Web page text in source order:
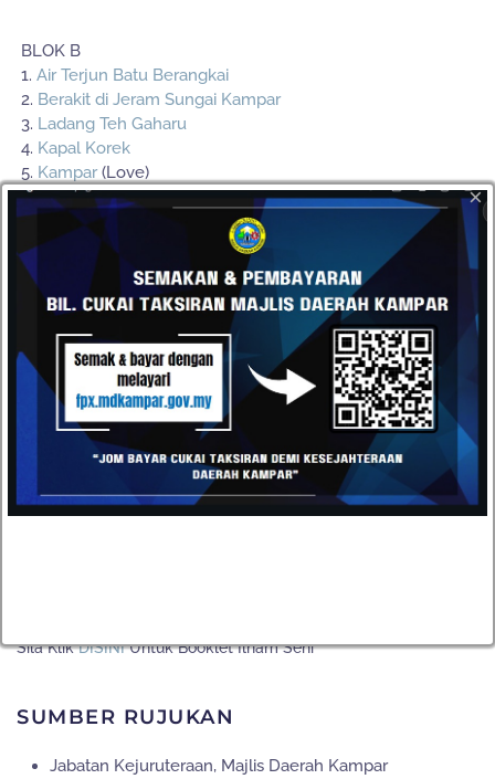
BLOK B
1. Air Terjun Batu Berangkai
2. Berakit di Jeram Sungai Kampar
3. Ladang Teh Gaharu
4. Kapal Korek
5. Kampar(Love)
BLOK C
1.Sungai Salu
Peta Kampar
Gua Tempurung
4.
Rafflesia
Burung Heron
Ikan Raja
BLOK D
Sila KlikDISINIUntuk Booklet Ilham Seni
SUMBER RUJUKAN
Jabatan Kejuruteraan, Majlis Daerah Kampar
×